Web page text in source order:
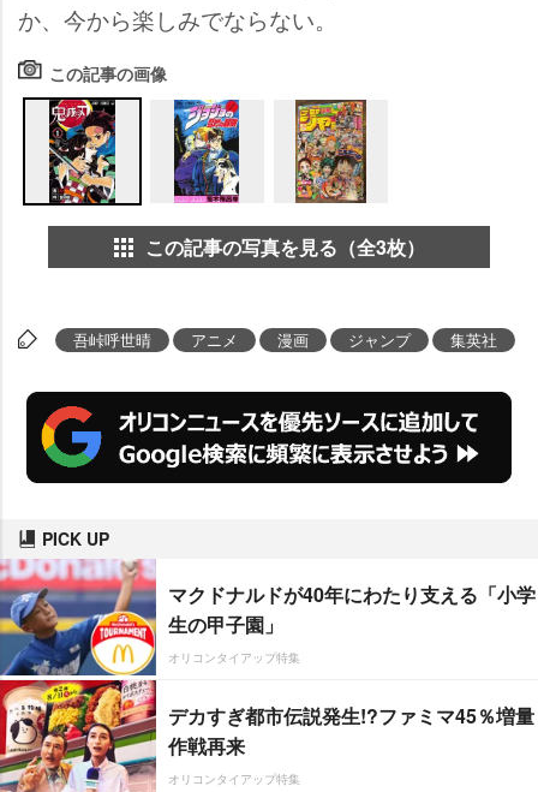
か、今から楽しみでならない。
この記事の画像
この記事の写真を見る（全3枚）
吾峠呼世晴 アニメ 漫画 ジャンプ 集英社
PICK UP
マクドナルドが40年にわたり支える「小学
生の甲子園」
オリコンタイアップ特集
デカすぎ都市伝説発生!?ファミマ45％増量
作戦再来
オリコンタイアップ特集